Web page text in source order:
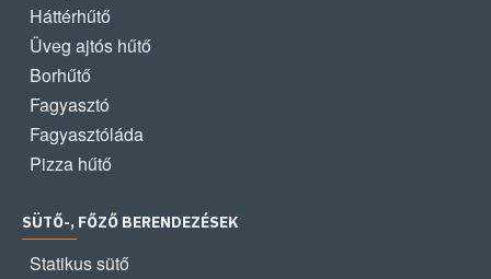
Háttérhűtő
Üveg ajtós hűtő
Borhűtő
Fagyasztó
Fagyasztóláda
Pizza hűtő
SÜTŐ-, FŐZŐ BERENDEZÉSEK
Statikus sütő